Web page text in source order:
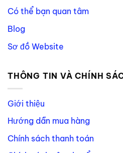
Có thể bạn quan tâm
Blog
Sơ đồ Website
THÔNG TIN VÀ CHÍNH
Giới thiệu
Hướng dẫn mua hàng
Chính sách thanh toán